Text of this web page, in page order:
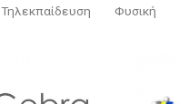
Τηλεκπαίδευση Φυσική